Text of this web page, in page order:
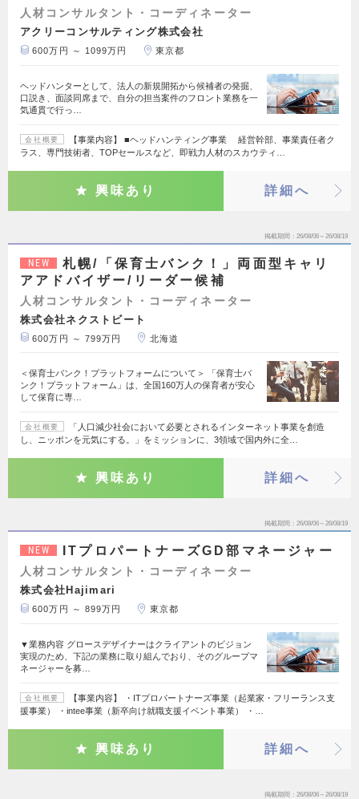
人材コンサルタント・コーディネーター
アクリーコンサルティング株式会社
600万円 ～ 1099万円 東京都
ヘッドハンターとして、法人の新規開拓から候補者の発掘、
口説き、面談同席まで、自分の担当案件のフロント業務を一
気通貫で行っ…
会社概要
【事業内容】 ■ヘッドハンティング事業 経営幹部、事業責任者ク
ラス、専門技術者、TOPセールスなど、即戦力人材のスカウティ…
興味あり 詳細へ
掲載期間 26/08/06～26/08/19
NEW
札幌/「保育士バンク！」両面型キャリ
アアドバイザー/リーダー候補
人材コンサルタント・コーディネーター
株式会社ネクストビート
600万円 ～ 799万円 北海道
＜保育士バンク！プラットフォームについて＞ 「保育士バ
ンク！プラットフォーム」は、全国160万人の保育者が安心
して保育に専…
会社概要
「人口減少社会において必要とされるインターネット事業を創造
し、ニッポンを元気にする。」をミッションに、3領域で国内外に全…
興味あり 詳細へ
掲載期間 26/08/06～26/08/19
NEW ITプロパートナーズGD部マネージャー
人材コンサルタント・コーディネーター
株式会社Hajimari
600万円 ～ 899万円 東京都
▼業務内容 グロースデザイナーはクライアントのビジョン
実現のため、下記の業務に取り組んでおり、そのグループマ
ネージャーを募…
会社概要
【事業内容】 ・ITプロパートナーズ事業（起業家・フリーランス支
援事業） ・intee事業（新卒向け就職支援イベント事業） ・…
興味あり 詳細へ
掲載期間 26/08/06～26/08/19